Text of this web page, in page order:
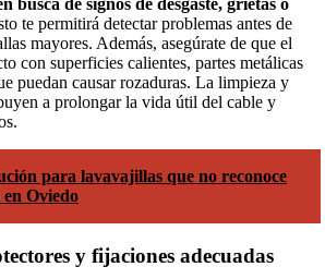
busca de signos de desgaste, grietas o
te permitirá detectar problemas antes de
mayores. Además, asegúrate de que el
con superficies calientes, partes metálicas
puedan causar rozaduras. La limpieza y
a prolongar la vida útil del cable y
para lavavajillas que no reconoce
Oviedo
y fijaciones adecuadas